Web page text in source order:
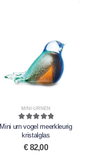
MINI-URNEN
5.00out of 5
Mini urn vogel meerkleurig
kristalglas
€82,00